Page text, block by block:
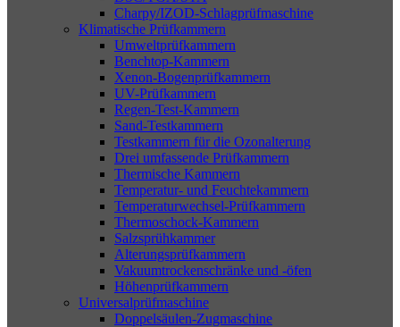
Charpy/IZOD-Schlagprüfmaschine
Klimatische Prüfkammern
Umweltprüfkammern
Benchtop-Kammern
Xenon-Bogenprüfkammern
UV-Prüfkammern
Regen-Test-Kammern
Sand-Testkammern
Testkammern für die Ozonalterung
Drei umfassende Prüfkammern
Thermische Kammern
Temperatur- und Feuchtekammern
Temperaturwechsel-Prüfkammern
Thermoschock-Kammern
Salzsprühkammer
Alterungsprüfkammern
Vakuumtrockenschränke und -öfen
Höhenprüfkammern
Universalprüfmaschine
Doppelsäulen-Zugmaschine